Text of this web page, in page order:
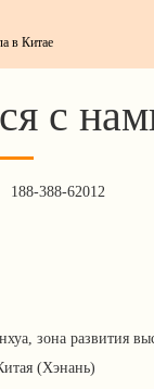
в Китае
с
188-388-62012
зона развития
(Хэнань)